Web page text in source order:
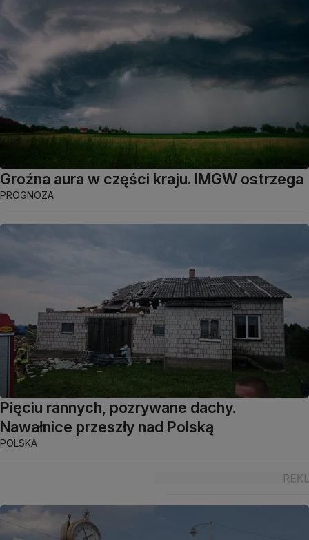
Groźna aura w części kraju. IMGW ostrzega
PROGNOZA
Pięciu rannych, pozrywane dachy.
Nawałnice przeszły nad Polską
POLSKA